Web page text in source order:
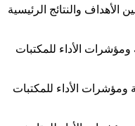
الأهداف والنتائج الرئيسية
ومؤشرات الأداء للمكتبات
ومؤشرات الأداء للمكتبات